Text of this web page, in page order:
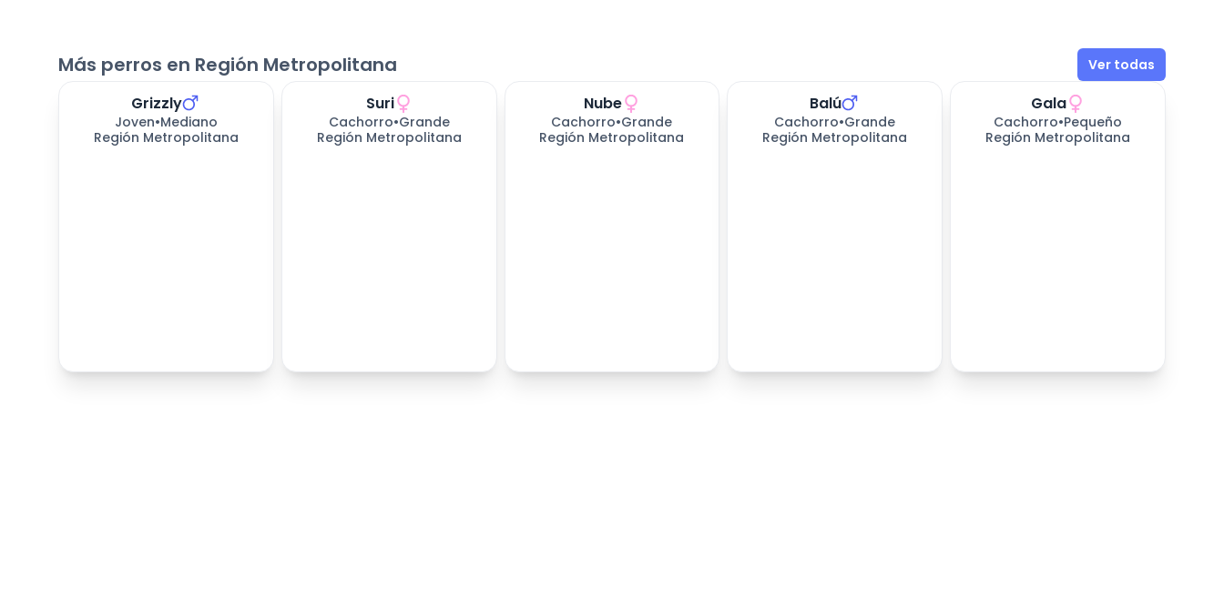
Más perros en Región Metropolitana Ver todas
Grizzly
Joven•Mediano
Región Metropolitana
Suri
Cachorro•Grande
Región Metropolitana
Nube
Cachorro•Grande
Región Metropolitana
Balú
Cachorro•Grande
Región Metropolitana
Gala
Cachorro•Pequeño
Región Metropolitana